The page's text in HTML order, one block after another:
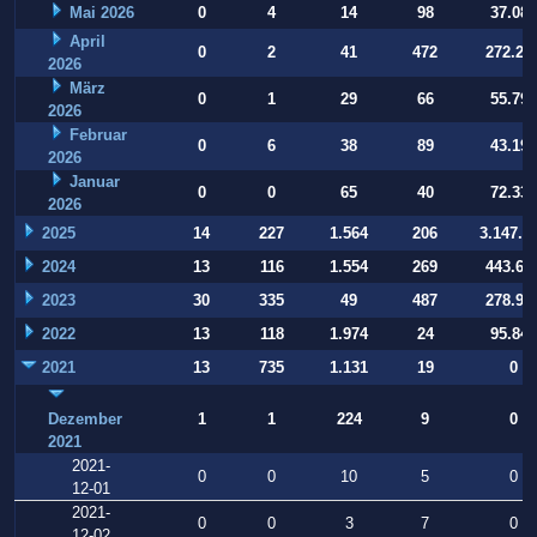
Mai 2026 0 4 14 98
37.084
April
2026
0 2 41 472
März
2026
0 1 29 66
55.794
Februar
2026
0 6 38 89
43.197
Januar
2026
0 0 65 40 72.332
2025 14 227 1.564 206
2024
13 116 1.554 269
2023
30 335 49 487
2022
13 118 1.974 24
95.847
2021
13 735 1.131 19 0
Dezember
2021
1 1 224 9 0
2021-
12-01
0 0 10 5
0
2021-
0 0 3 7 0